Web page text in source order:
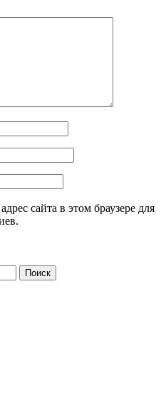
сайта в этом браузере для